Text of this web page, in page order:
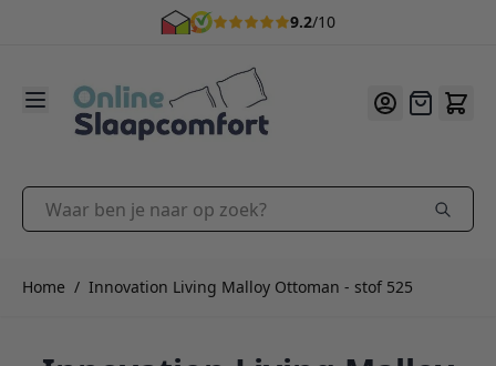
9.2/10
Offerte
Waar ben je naar op zoek?
Home / Innovation Living Malloy Ottoman - stof 525